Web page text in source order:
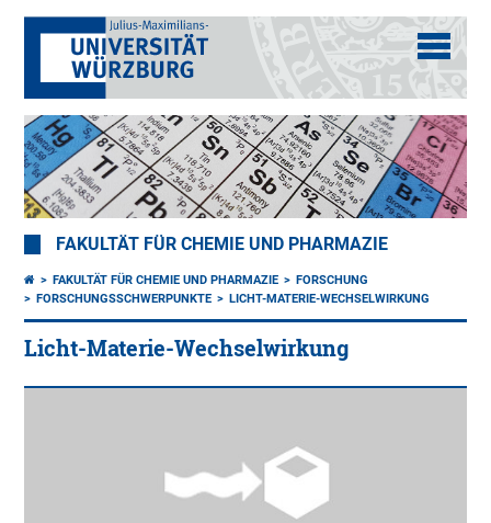
FAKULTÄT FÜR CHEMIE UND PHARMAZIE
FAKULTÄT FÜR CHEMIE UND PHARMAZIE
FORSCHUNG
FORSCHUNGSSCHWERPUNKTE
LICHT-MATERIE-WECHSELWIRKUNG
Licht-Materie-Wechselwirkung